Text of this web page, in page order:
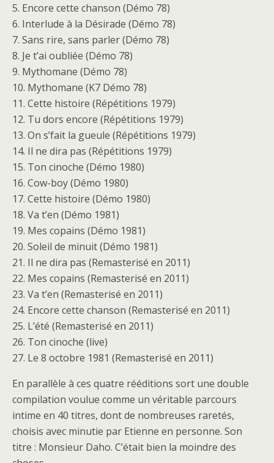
5. Encore cette chanson (Démo 78)
6. Interlude à la Désirade (Démo 78)
7. Sans rire, sans parler (Démo 78)
8. Je t’ai oubliée (Démo 78)
9. Mythomane (Démo 78)
10. Mythomane (K7 Démo 78)
11. Cette histoire (Répétitions 1979)
12. Tu dors encore (Répétitions 1979)
13. On s’fait la gueule (Répétitions 1979)
14. Il ne dira pas (Répétitions 1979)
15. Ton cinoche (Démo 1980)
16. Cow-boy (Démo 1980)
17. Cette histoire (Démo 1980)
18. Va t’en (Démo 1981)
19. Mes copains (Démo 1981)
20. Soleil de minuit (Démo 1981)
21. Il ne dira pas (Remasterisé en 2011)
22. Mes copains (Remasterisé en 2011)
23. Va t’en (Remasterisé en 2011)
24. Encore cette chanson (Remasterisé en 2011)
25. L’été (Remasterisé en 2011)
26. Ton cinoche (live)
27. Le 8 octobre 1981 (Remasterisé en 2011)
En parallèle à ces quatre rééditions sort une double
compilation voulue comme un véritable parcours
intime en 40 titres, dont de nombreuses raretés,
choisis avec minutie par Etienne en personne. Son
titre : Monsieur Daho. C’était bien la moindre des